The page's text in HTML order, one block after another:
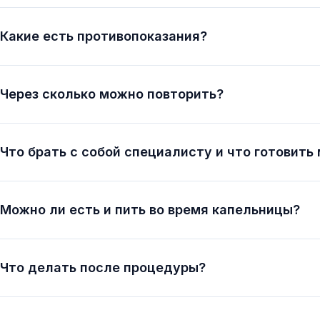
Какие есть противопоказания?
Через сколько можно повторить?
Что брать с собой специалисту и что готовить
Можно ли есть и пить во время капельницы?
Что делать после процедуры?